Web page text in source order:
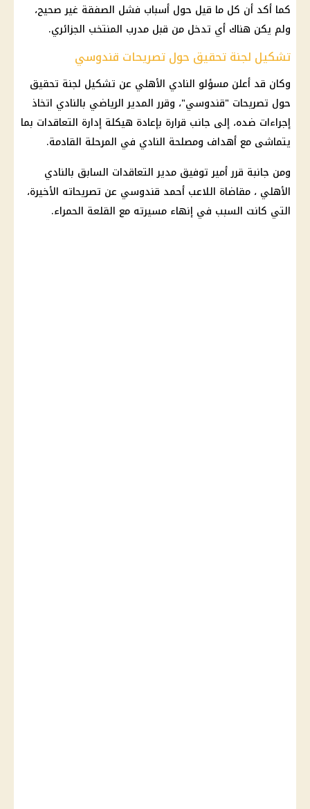
كما أكد أن كل ما قيل حول أسباب فشل الصفقة غير صحيح،
ولم يكن هناك أي تدخل من قبل مدرب المنتخب الجزائري.
تشكيل لجنة تحقيق حول تصريحات قندوسي
وكان قد أعلن مسؤلو النادي الأهلي عن تشكيل لجنة تحقيق
حول تصريحات "قندوسي"، وقرر المدير الرياضي بالنادي اتخاذ
إجراءات ضده، إلى جانب قرارة بإعادة هيكلة إدارة التعاقدات بما
يتماشى مع أهداف ومصلحة النادي في المرحلة القادمة.
ومن جانبة قرر أمير توفيق مدير التعاقدات السابق بالنادي
الأهلي ، مقاضاة اللاعب أحمد قندوسي عن تصريحاته الأخيرة،
التي كانت السبب في إنهاء مسيرته مع القلعة الحمراء.